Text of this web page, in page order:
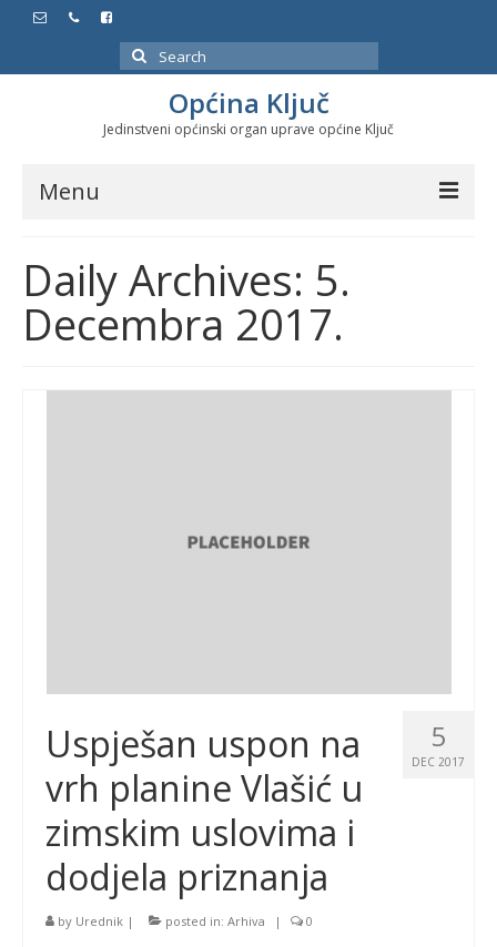
Search
for:
Općina Ključ
Jedinstveni općinski organ uprave općine Ključ
Menu
Službeni glasnici
Javne nabavke
Značajni datumi i manifestacije
Daily Archives: 5.
Decembra 2017.
5
DEC 2017
Uspješan uspon na
vrh planine Vlašić u
zimskim uslovima i
dodjela priznanja
by Urednik | posted in: Arhiva | 0